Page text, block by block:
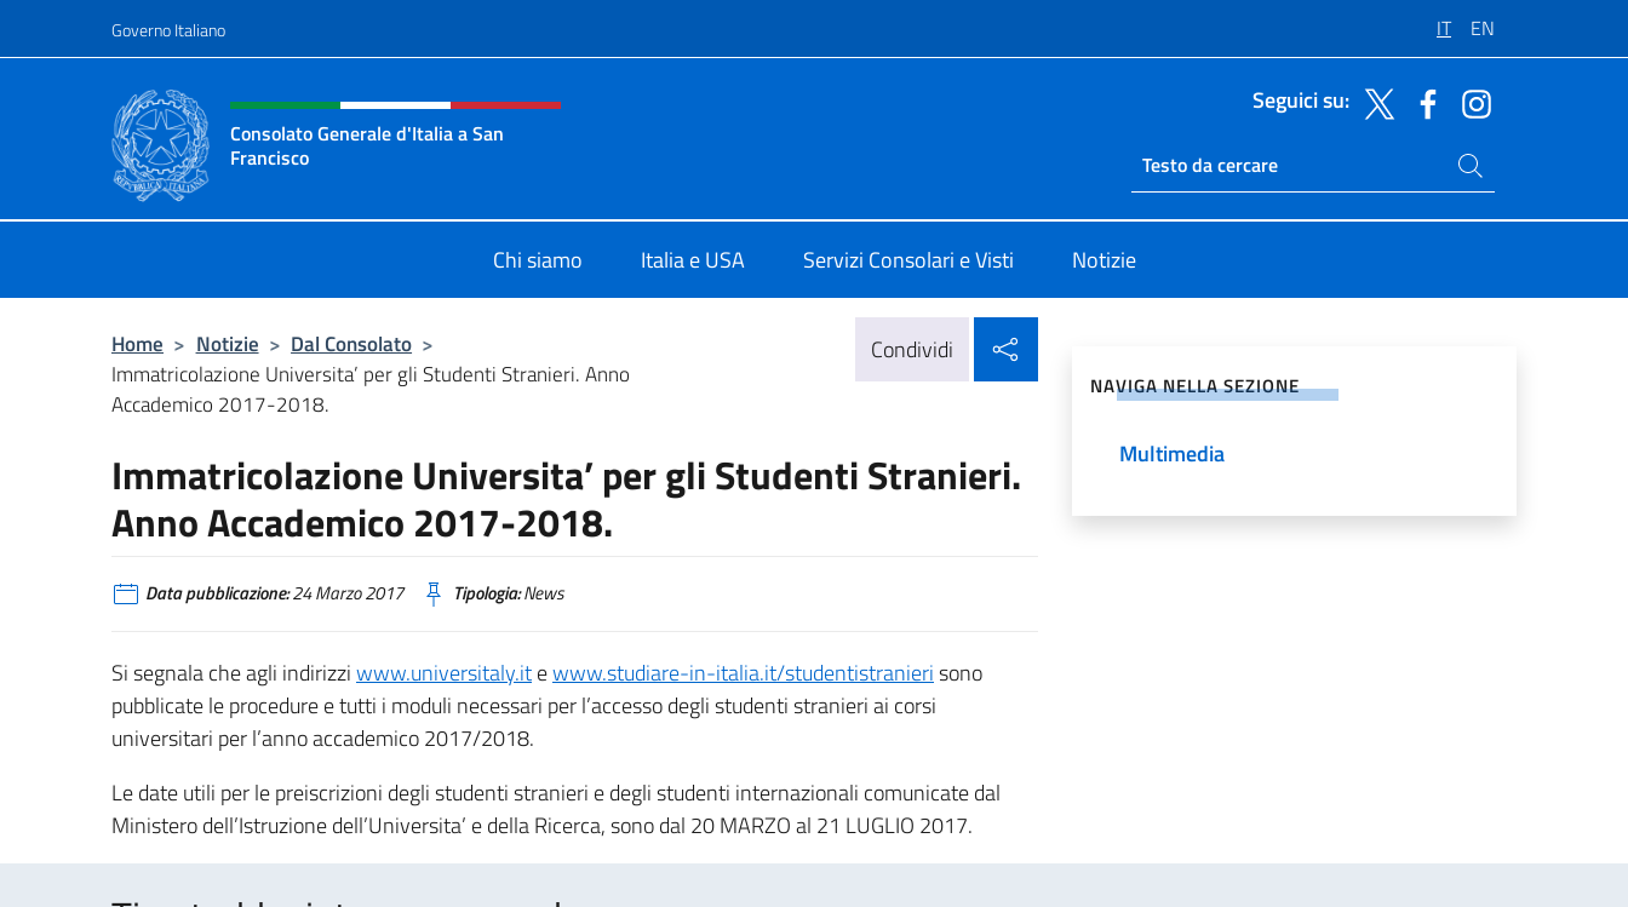
Governo Italiano IT EN
Intestazione sito, social e menù
Consolato Generale d'Italia a San
Francisco
Seguici su:
Ricerca sito live
Cerca nel sito
Chi siamo Italia e USA Servizi Consolari e Visti Notizie
Home > Notizie > Dal Consolato >
Immatricolazione Universita’ per gli Studenti Stranieri. Anno
Accademico 2017-2018.
Condividi
Immatricolazione Universita’ per gli Studenti Stranieri.
Anno Accademico 2017-2018.
Data pubblicazione:24 Marzo 2017 Tipologia:News
Si segnala che agli indirizziwww.universitaly.itewww.studiare-in-italia.it/studentistranierisono
pubblicate le procedure e tutti i moduli necessari per l’accesso degli studenti stranieri ai corsi
universitari per l’anno accademico 2017/2018.
Le date utili per le preiscrizioni degli studenti stranieri e degli studenti internazionali comunicate dal
Ministero dell’Istruzione dell’Universita’ e della Ricerca, sono dal 20 MARZO al 21 LUGLIO 2017.
NAVIGA NELLA SEZIONE
Multimedia